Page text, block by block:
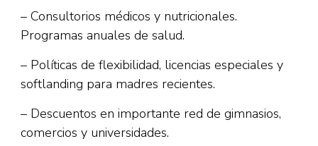
– Consultorios médicos y nutricionales.
Programas anuales de salud.
– Políticas de flexibilidad, licencias especiales y
softlanding para madres recientes.
– Descuentos en importante red de gimnasios,
comercios y universidades.